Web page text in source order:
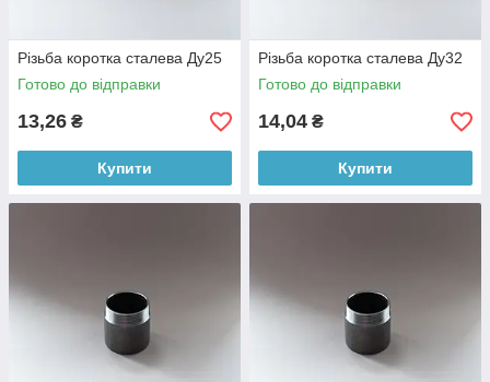
Різьба коротка сталева Ду25
Готово до відправки
13,26 ₴
Купити
Різьба коротка сталева Ду32
Готово до відправки
14,04 ₴
Купити